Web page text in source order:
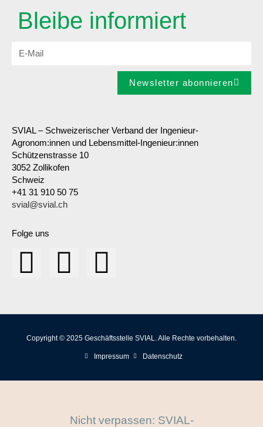
Bleibe informiert
Newsletter abonnieren
SVIAL – Schweizerischer Verband der Ingenieur-
Agronom:innen und Lebensmittel-Ingenieur:innen
Schützenstrasse 10
3052 Zollikofen
Schweiz
+41 31 910 50 75
svial@svial.ch
Folge uns
Copyright © 2025 Geschäftsstelle SVIAL. Alle Rechte vorbehalten.
Impressum Datenschutz
Nicht verpassen: SVIAL-